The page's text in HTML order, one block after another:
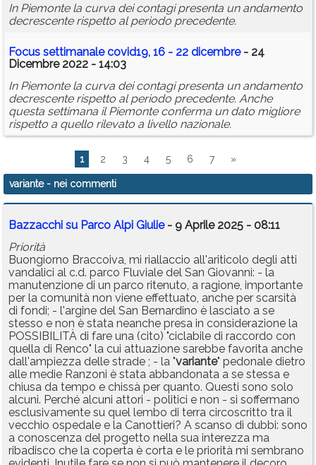
In Piemonte la curva dei contagi presenta un andamento
decrescente rispetto al periodo precedente.
Focus settimanale covid19, 16 - 22 dicembre- 24
Dicembre 2022 - 14:03
In Piemonte la curva dei contagi presenta un andamento
decrescente rispetto al periodo precedente. Anche
questa settimana il Piemonte conferma un dato migliore
rispetto a quello rilevato a livello nazionale.
1 2 3 4 5 6 7 »
variante- nei commenti
Bazzacchi su Parco Alpi Giulie- 9 Aprile 2025 - 08:11
Priorità
Buongiorno Braccoiva, mi riallaccio all'ariticolo degli atti
vandalici al c.d. parco Fluviale del San Giovanni: - la
manutenzione di un parco ritenuto, a ragione, importante
per la comunità non viene effettuato, anche per scarsità
di fondi; - l'argine del San Bernardino è lasciato a se
stesso e non è stata neanche presa in considerazione la
POSSIBILITÀ di fare una (cito) "ciclabile di raccordo con
quella di Renco" la cui attuazione sarebbe favorita anche
dall'ampiezza delle strade ; - la "variante" pedonale dietro
alle medie Ranzoni è stata abbandonata a se stessa e
chiusa da tempo e chissà per quanto. Questi sono solo
alcuni. Perché alcuni attori - politici e non - si soffermano
esclusivamente su quel lembo di terra circoscritto tra il
vecchio ospedale e la Canottieri? A scanso di dubbi: sono
a conoscenza del progetto nella sua interezza ma
ribadisco che la coperta è corta e le priorità mi sembrano